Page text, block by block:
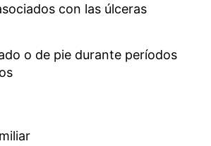
con las úlceras
o de pie durante períodos